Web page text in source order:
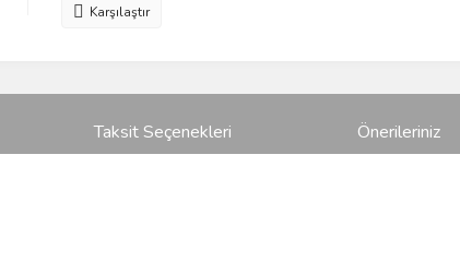
Karşılaştır
Taksit Seçenekleri Önerileriniz